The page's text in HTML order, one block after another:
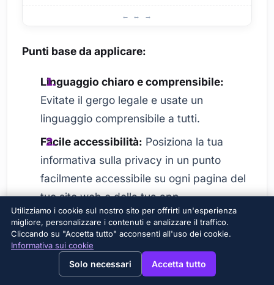
View this page in English? ×
Punti base da applicare:
Linguaggio chiaro e comprensibile:
Evitate il gergo legale e usate un
linguaggio comprensibile a tutti.
Facile accessibilità: Posiziona la tua
informativa sulla privacy in un punto
facilmente accessibile su ogni pagina del
tuo sito web o della tua app.
Aggiornamento regolare:Aggiorna
regolarmente la tua informativa sulla
privacy in base alle modifiche legislative e
alle innovazioni nelle tue pratiche
Utilizziamo i cookie sul nostro sito per offrirti un'esperienza
migliore, personalizzare i contenuti e analizzare il traffico.
Cliccando su "Accetta tutto" acconsenti all'uso dei cookie.
Informativa sui cookie
Solo necessari Accetta tutto